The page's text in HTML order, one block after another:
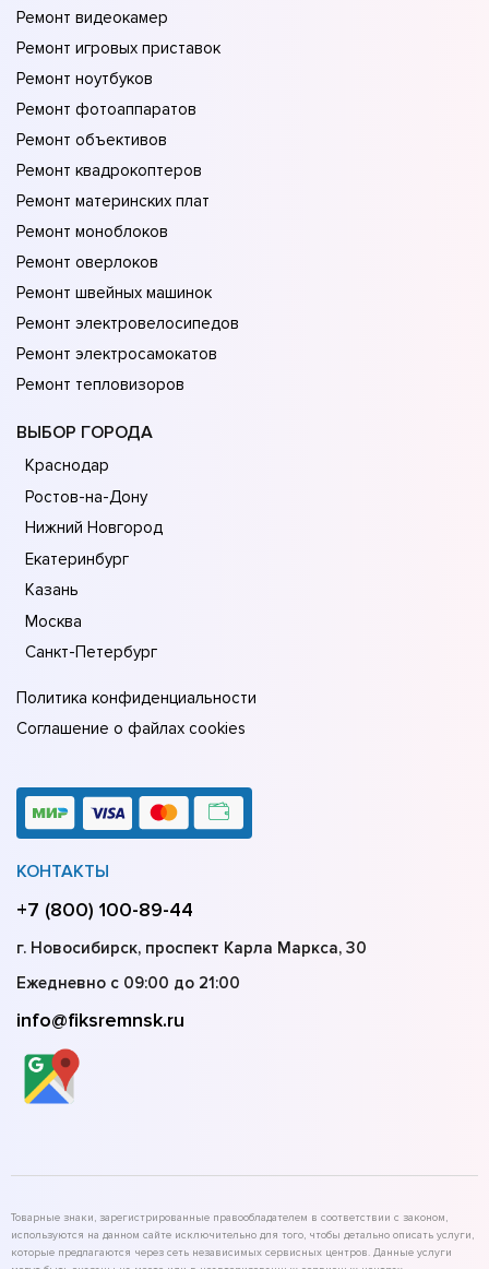
Ремонт видеокамер
Ремонт игровых приставок
Ремонт ноутбуков
Ремонт фотоаппаратов
Ремонт объективов
Ремонт квадрокоптеров
Ремонт материнских плат
Ремонт моноблоков
Ремонт оверлоков
Ремонт швейных машинок
Ремонт электровелосипедов
Ремонт электросамокатов
Ремонт тепловизоров
ВЫБОР ГОРОДА
Краснодар
Ростов-на-Дону
Нижний Новгород
Екатеринбург
Казань
Москва
Санкт-Петербург
Политика конфиденциальности
Соглашение о файлах cookies
КОНТАКТЫ
+7 (800) 100-89-44
г. Новосибирск, проспект Карла Маркса, 30
Ежедневно с 09:00 до 21:00
info@fiksremnsk.ru
Товарные знаки, зарегистрированные правообладателем в соответствии с законом,
используются на данном сайте исключительно для того, чтобы детально описать услуги,
которые предлагаются через сеть независимых сервисных центров. Данные услуги